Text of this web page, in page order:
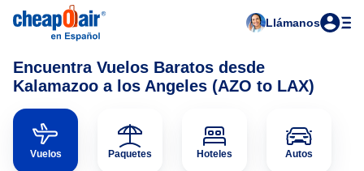
Llámanos
Encuentra Vuelos Baratos desde
Kalamazoo a los Angeles (AZO to LAX)
Vuelos Paquetes Hoteles Autos